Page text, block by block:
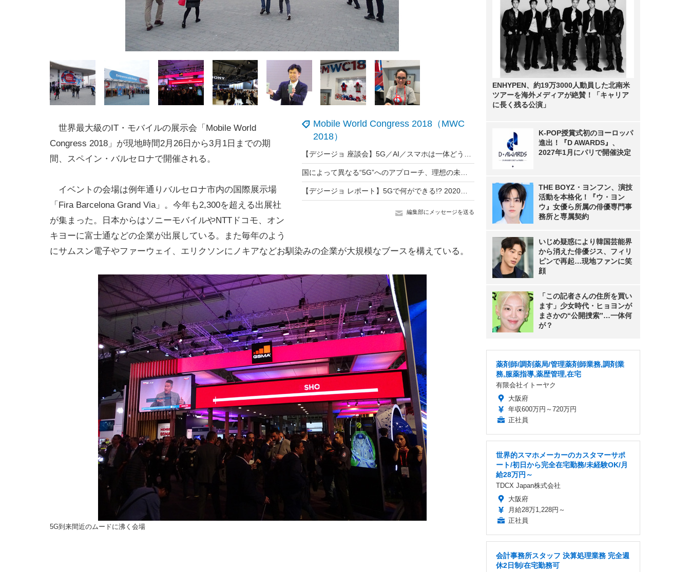
Mobile World Congress 2018（MWC
2018）
編集部にメッセージを送る
世界最大級のIT・モバイルの展示会「Mobile World
Congress 2018」が現地時間2月26日から3月1日までの期
間、スペイン・バルセロナで開催される。
イベントの会場は例年通りバルセロナ市内の国際展示場
「Fira Barcelona Grand Via」。今年も2,300を超える出展社
が集まった。日本からはソニーモバイルやNTTドコモ、オン
キヨーに富士通などの企業が出展している。また毎年のよう
にサムスン電子やファーウェイ、エリクソンにノキアなどお馴染みの企業が大規模なブースを構えている。
5G到来間近のムードに沸く会場
ENHYPEN、約19万3000人動員した北南米
ツアーを海外メディアが絶賛！「キャリア
に長く残る公演」
K-POP授賞式初のヨーロッパ
進出！『D AWARDS』、
2027年1月にパリで開催決定
THE BOYZ・ヨンフン、演技
活動を本格化！『ウ・ヨン
ウ』女優ら所属の俳優専門事
務所と専属契約
いじめ疑惑により韓国芸能界
から消えた俳優ジス、フィリ
ピンで再起…現地ファンに笑
顔
「この記者さんの住所を買い
ます」少女時代・ヒョヨンが
まさかの“公開捜索”…一体何
が？
薬剤師/調剤薬局/管理薬剤師業務,調剤業
務,服薬指導,薬歴管理,在宅
有限会社イトーヤク
大阪府
年収600万円～720万円
正社員
世界的スマホメーカーのカスタマーサポ
ート/初日から完全在宅勤務/未経験OK/月
給28万円～
TDCX Japan株式会社
大阪府
月給28万1,228円～
正社員
会計事務所スタッフ 決算処理業務 完全週
休2日制/在宅勤務可